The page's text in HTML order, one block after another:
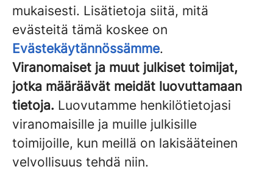
mukaisesti. Lisätietoja siitä, mitä
evästeitä tämä koskee on
Evästekäytännössämme.
Viranomaiset ja muut julkiset toimijat,
jotka määräävät meidät luovuttamaan
tietoja. Luovutamme henkilötietojasi
viranomaisille ja muille julkisille
toimijoille, kun meillä on lakisääteinen
velvollisuus tehdä niin.